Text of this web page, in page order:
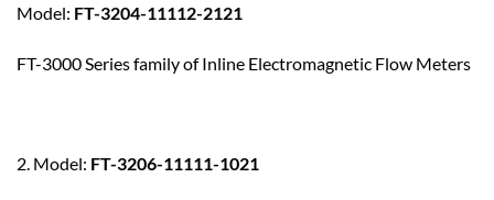
Model: FT-3204-11112-2121
FT-3000 Series family of Inline Electromagnetic Flow Meters
2. Model: FT-3206-11111-1021